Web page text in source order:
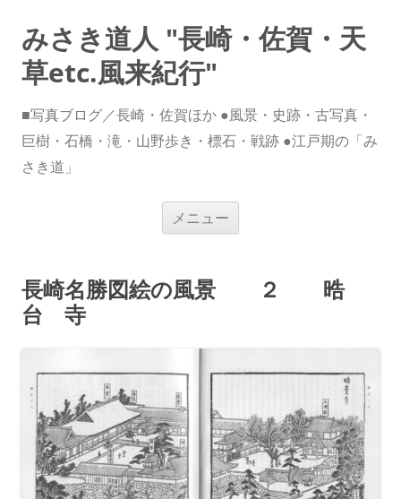
みさき道人 "長崎・佐賀・天
草etc.風来紀行"
■写真ブログ／長崎・佐賀ほか ●風景・史跡・古写真・
巨樹・石橋・滝・山野歩き・標石・戦跡 ●江戸期の「み
さき道」
メニュー
長崎名勝図絵の風景 ２ 晧
台 寺